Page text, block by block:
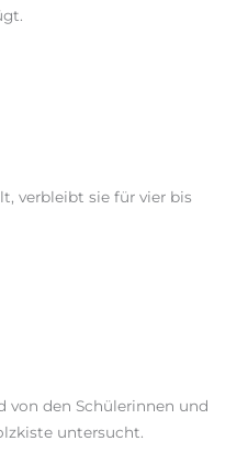
verbleibt sie für vier bis
von den Schülerinnen und
untersucht.